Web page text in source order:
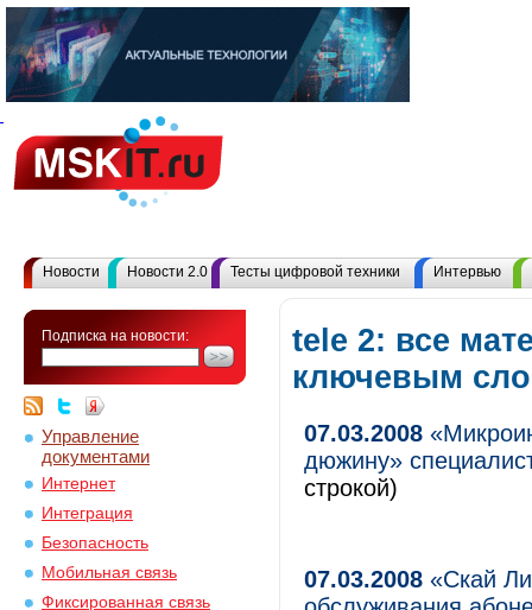
Новости Новости 2.0 Тесты цифровой техники Интервью
Подписка на новости:
Управление
документами
Интернет
Интеграция
Безопасность
Мобильная связь
Фиксированная связь
tele 2: все
ключевым
07.03.2008
дюжину»
строкой)
07.03.2008 «Скай